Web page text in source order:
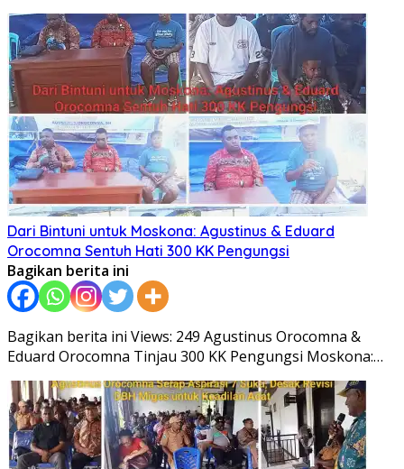
Dari Bintuni untuk Moskona: Agustinus & Eduard
Orocomna Sentuh Hati 300 KK Pengungsi
Bagikan berita ini
Bagikan berita ini Views: 249 Agustinus Orocomna &
Eduard Orocomna Tinjau 300 KK Pengungsi Moskona:…